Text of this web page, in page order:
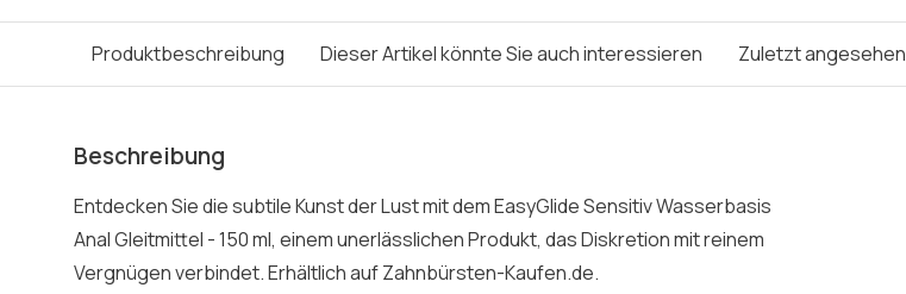
Produktbeschreibung Dieser Artikel könnte Sie auch interessieren Zuletzt angesehen
Beschreibung
Entdecken Sie die subtile Kunst der Lust mit dem EasyGlide Sensitiv Wasserbasis
Anal Gleitmittel - 150 ml, einem unerlässlichen Produkt, das Diskretion mit reinem
Vergnügen verbindet. Erhältlich auf Zahnbürsten-Kaufen.de.